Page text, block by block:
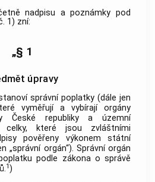
nadpisu a poznámky pod
1) zní:
„§ 1
úpravy
správní poplatky (dále jen
vyměřují a vybírají orgány
České republiky a územní
celky, které jsou zvláštními
pověřeny výkonem státní
„správní orgán“). Správní orgán
podle zákona o správě
1)